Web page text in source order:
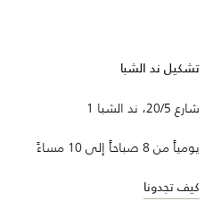
تشكيل ند الشبا
شارع 20/5، ند الشبا 1
يومياً من 8 صباحاً إلى 10 مساءً
كيف تجدونا